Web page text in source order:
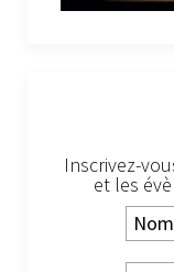
Inscrivez-
et les